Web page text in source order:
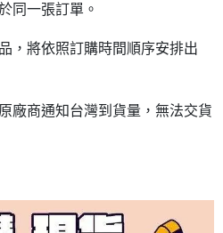
同一張訂單。
，將依照訂購時間順序安排出
廠商通知台灣到貨量，無法交貨